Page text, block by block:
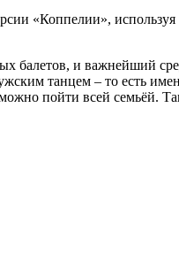
«Коппелии»,
балетов, и важнейший
танцем – то есть
пойти всей семьёй.